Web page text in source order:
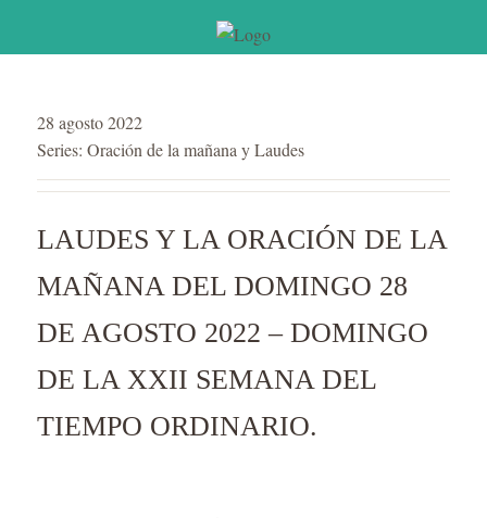
28 agosto 2022
Series: Oración de la mañana y Laudes
LAUDES Y LA ORACIÓN DE LA
MAÑANA DEL DOMINGO 28
DE AGOSTO 2022 – DOMINGO
DE LA XXII SEMANA DEL
TIEMPO ORDINARIO.